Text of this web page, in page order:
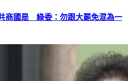
商國是 綠委：勿跟大罷免混為一